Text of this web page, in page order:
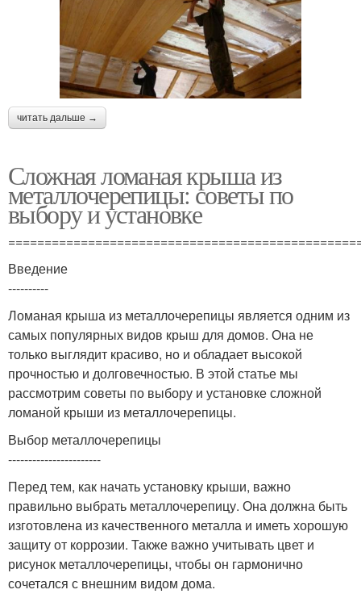
читать дальше →
Сложная ломаная крыша из
металлочерепицы: советы по
выбору и установке
Введение
----------
Ломаная крыша из металлочерепицы является одним из
самых популярных видов крыш для домов. Она не
только выглядит красиво, но и обладает высокой
прочностью и долговечностью. В этой статье мы
рассмотрим советы по выбору и установке сложной
ломаной крыши из металлочерепицы.
Выбор металлочерепицы
-----------------------
Перед тем, как начать установку крыши, важно
правильно выбрать металлочерепицу. Она должна быть
изготовлена из качественного металла и иметь хорошую
защиту от коррозии. Также важно учитывать цвет и
рисунок металлочерепицы, чтобы он гармонично
сочетался с внешним видом дома.